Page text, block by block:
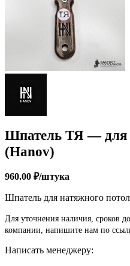
Шпатель ТЯ — для
(Hanov)
960.00 ₽/штука
Шпатель для натяжного
Для уточнения наличия, сроков
компании, напишите нам по
Написать менеджеру: